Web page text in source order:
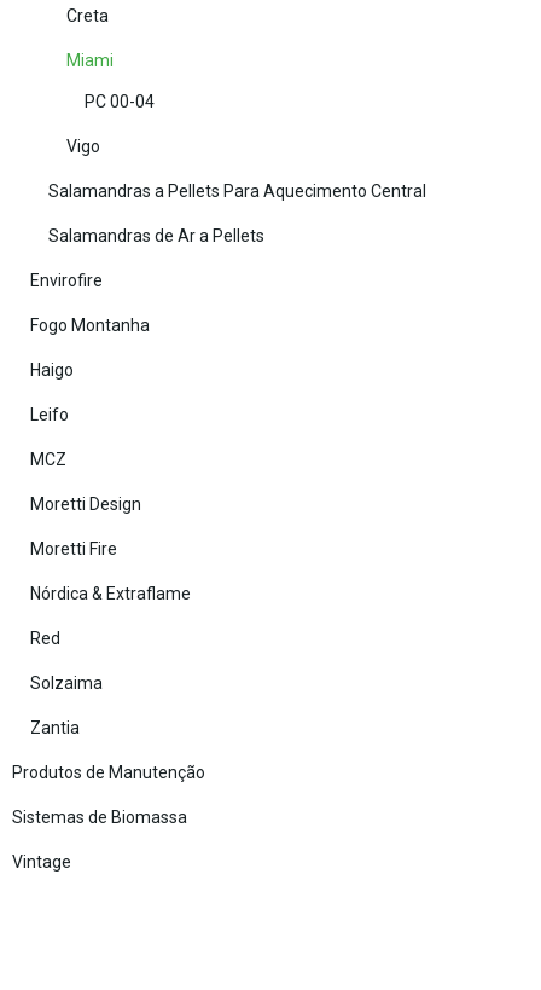
Creta
Miami
PC 00-04
Vigo
Salamandras a Pellets Para Aquecimento Central
Salamandras de Ar a Pellets
Envirofire
Fogo Montanha
Haigo
Leifo
MCZ
Moretti Design
Moretti Fire
Nórdica & Extraflame
Red
Solzaima
Zantia
Produtos de Manutenção
Sistemas de Biomassa
Vintage